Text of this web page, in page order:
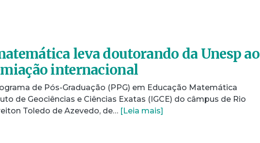
leva doutorando da Unesp ao
internacional
de Pós-Graduação (PPG) em Educação Matemática
de Geociências e Ciências Exatas (IGCE) do câmpus de Rio
Toledo de Azevedo, de… [Leia mais]